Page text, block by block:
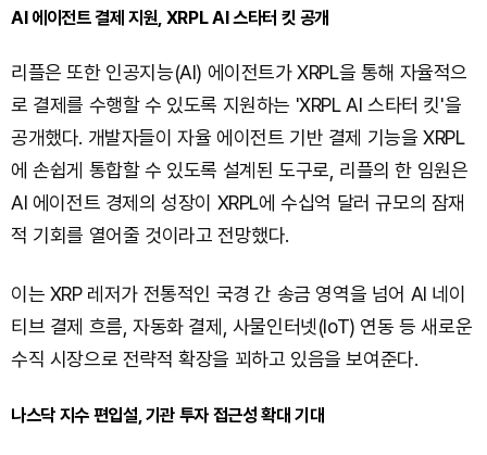
AI 에이전트 결제 지원, XRPL AI 스타터 킷 공개
리플은 또한 인공지능(AI) 에이전트가 XRPL을 통해 자율적으
로 결제를 수행할 수 있도록 지원하는 'XRPL AI 스타터 킷'을
공개했다. 개발자들이 자율 에이전트 기반 결제 기능을 XRPL
에 손쉽게 통합할 수 있도록 설계된 도구로, 리플의 한 임원은
AI 에이전트 경제의 성장이 XRPL에 수십억 달러 규모의 잠재
적 기회를 열어줄 것이라고 전망했다.
이는 XRP 레저가 전통적인 국경 간 송금 영역을 넘어 AI 네이
티브 결제 흐름, 자동화 결제, 사물인터넷(IoT) 연동 등 새로운
수직 시장으로 전략적 확장을 꾀하고 있음을 보여준다.
나스닥 지수 편입설, 기관 투자 접근성 확대 기대